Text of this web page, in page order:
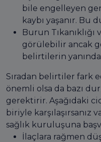
bile engelleyen
kaybı yaşanır. Bu
Burun Tıkanıklığı
görülebilir ancak
belirtilerin
Sıradan belirtiler fark
önemli olsa da bazı
gerektirir. Aşağıdaki
biriyle karşılaşırsanız
sağlık kuruluşuna
İlaçlara rağmen